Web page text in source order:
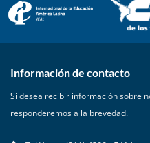
Información de contacto
Si desea recibir información sobre
responderemos a la brevedad.